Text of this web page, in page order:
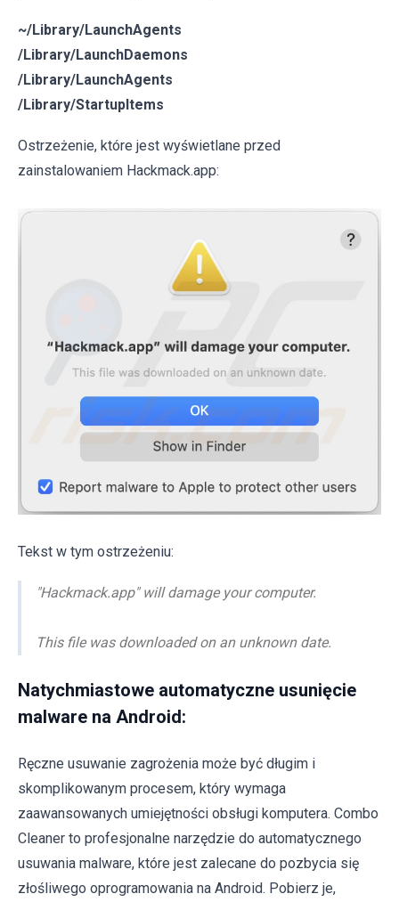
~/Library/LaunchAgents
/Library/LaunchDaemons
/Library/LaunchAgents
/Library/StartupItems
Ostrzeżenie, które jest wyświetlane przed
zainstalowaniem Hackmack.app:
Tekst w tym ostrzeżeniu:
"Hackmack.app" will damage your computer.
This file was downloaded on an unknown date.
Natychmiastowe automatyczne usunięcie
malware na Android:
Ręczne usuwanie zagrożenia może być długim i
skomplikowanym procesem, który wymaga
zaawansowanych umiejętności obsługi komputera. Combo
Cleaner to profesjonalne narzędzie do automatycznego
usuwania malware, które jest zalecane do pozbycia się
złośliwego oprogramowania na Android. Pobierz je,